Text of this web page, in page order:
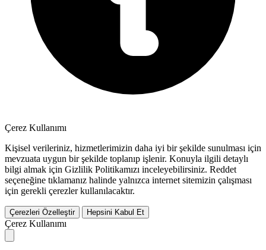
Çerez Kullanımı
Kişisel verileriniz, hizmetlerimizin daha iyi bir şekilde sunulması için
mevzuata uygun bir şekilde toplanıp işlenir. Konuyla ilgili detaylı
bilgi almak için Gizlilik Politikamızı inceleyebilirsiniz. Reddet
seçeneğine tıklamanız halinde yalnızca internet sitemizin çalışması
için gerekli çerezler kullanılacaktır.
Çerezleri Özelleştir Hepsini Kabul Et
Çerez Kullanımı